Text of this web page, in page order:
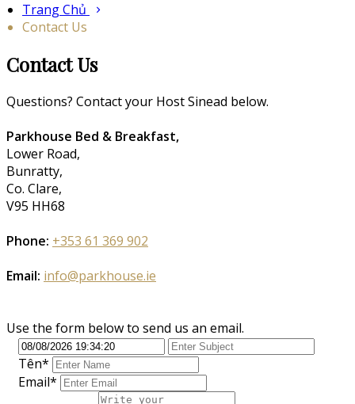
Trang Chủ
Contact Us
Contact Us
Questions? Contact your Host Sinead below.
Parkhouse Bed & Breakfast,
Lower Road,
Bunratty,
Co. Clare,
V95 HH68
Phone: +353 61 369 902
Email: info@parkhouse.ie
Use the form below to send us an email.
Tên*
Email*